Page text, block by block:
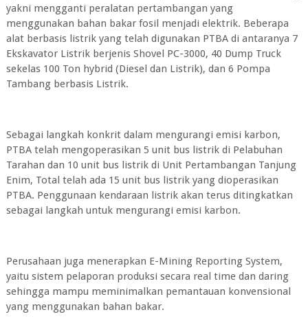
yakni mengganti peralatan pertambangan yang
menggunakan bahan bakar fosil menjadi elektrik. Beberapa
alat berbasis listrik yang telah digunakan PTBA di antaranya 7
Ekskavator Listrik berjenis Shovel PC-3000, 40 Dump Truck
sekelas 100 Ton hybrid (Diesel dan Listrik), dan 6 Pompa
Tambang berbasis Listrik.
Sebagai langkah konkrit dalam mengurangi emisi karbon,
PTBA telah mengoperasikan 5 unit bus listrik di Pelabuhan
Tarahan dan 10 unit bus listrik di Unit Pertambangan Tanjung
Enim, Total telah ada 15 unit bus listrik yang dioperasikan
PTBA. Penggunaan kendaraan listrik akan terus ditingkatkan
sebagai langkah untuk mengurangi emisi karbon.
Perusahaan juga menerapkan E-Mining Reporting System,
yaitu sistem pelaporan produksi secara real time dan daring
sehingga mampu meminimalkan pemantauan konvensional
yang menggunakan bahan bakar.